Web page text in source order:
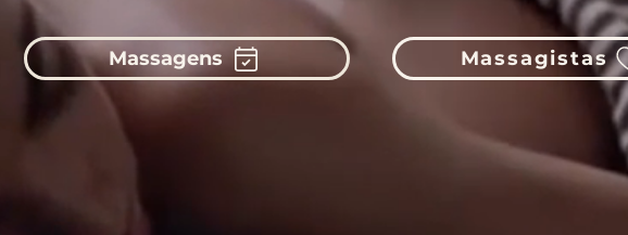
Massagens Massagistas